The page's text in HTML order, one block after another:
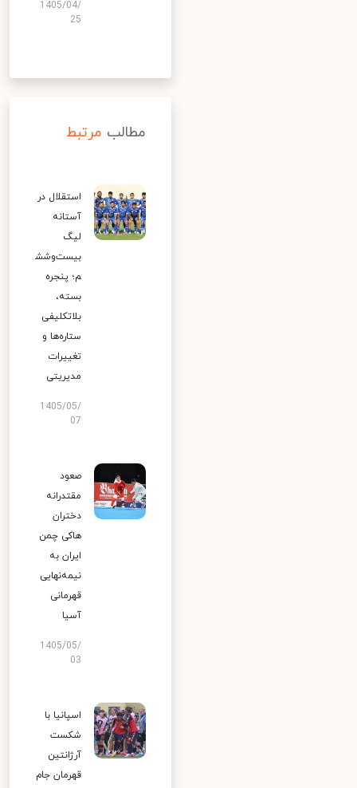
1405/04/
25
مطالب مرتبط
استقلال در
آستانه
لیگ
بیست‌وشش
م؛ پنجره
بسته،
بلاتکلیفی
ستاره‌ها و
تغییرات
مدیریتی
1405/05/
07
صعود
مقتدرانه
دختران
هاکی چمن
ایران به
نیمه‌نهایی
قهرمانی
آسیا
1405/05/
03
اسپانیا با
شکست
آرژانتین
قهرمان جام